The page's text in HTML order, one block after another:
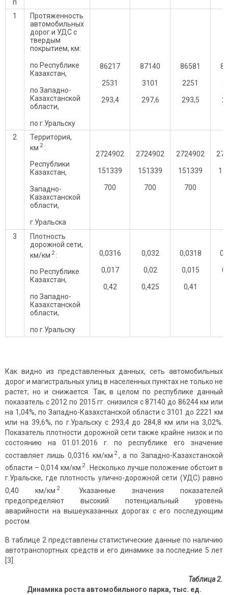
п
1
Протяженность
автомобильных
дорог и УДС с
твердым
покрытием, км:
по Республике
Казахстан,
по Западно-
Казахстанской
области,
по г.Уральску
86217
2531
293,4
87140
3101
297,6
86581
2251
293,5
2
Территория,
км 2 :
Республики
Казахстан,
Западно-
Казахстанской
области,
г.Уральска
2724902
151339
700
2724902
151339
700
2724902
151339
700
3
Плотность
дорожной сети,
км/км 2 :
по Республике
Казахстан,
по Западно-
Казахстанской
области,
по г.Уральску
0,0316
0,017
0,42
0,032
0,02
0,425
0,0318
0,015
0,41
Как видно из представленных данных, сеть автомобильных
дорог и магистральных улиц в населенных пунктах не только не
растет, но и снижается. Так, в целом по республике данный
показатель с 2012 по 2015 гг. снизился с 87140 до 86244 км или
на 1,04%, по Западно-Казахстанской области с 3101 до 2221 км
или на 39,6%, по г.Уральску с 293,4 до 284,8 км или на 3,02%.
Показатель плотности дорожной сети также крайне низок и по
состоянию на 01.01.2016 г. по республике его значение
составляет лишь 0,0316 км/км 2 , a по Западно-Казахстанской
области – 0,014 км/км 2
. Несколько лучше положение обстоит в
г.Уральске, где плотность улично-дорожной сети (УДС) равно
0,40 км/км 2
. Указанные значения показателей
предопределяют высокий потенциальный уровень
аварийности на вышеуказанных дорогах с его последующим
ростом.
В таблице 2 представлены статистические данные по наличию
автотранспортных средств и его динамике за последние 5 лет
[3].
Таблица 2.
Динамика роста автомобильного парка, тыс. ед.